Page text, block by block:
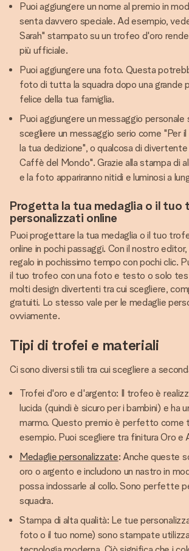
Puoi aggiungere un nome al premio in
senta davvero speciale. Ad esempio,
Sarah" stampato su un trofeo d'oro
più ufficiale.
Puoi aggiungere una foto. Questa
foto di tutta la squadra dopo una grande
felice della tua famiglia.
Puoi aggiungere un messaggio personale
scegliere un messaggio serio come "Per
la tua dedizione", o qualcosa di
Caffè del Mondo". Grazie alla stampa di
e la foto appariranno nitidi e luminosi a
Progetta la tua medaglia o il tuo
personalizzati online
Puoi progettare la tua medaglia o il tuo
online in pochi passaggi. Con il nostro
regalo in pochissimo tempo con pochi clic.
il tuo trofeo con una foto e testo o solo
molti design divertenti tra cui scegliere,
gratuiti. Lo stesso vale per le medaglie
ovviamente.
Tipi di trofei e materiali
Ci sono diversi stili tra cui scegliere a
Trofei d'oro e d'argento: Il trofeo è
lucida (quindi è sicuro per i bambini) e ha
marmo. Questo premio è perfetto come
esempio. Puoi scegliere tra finitura Oro e
Medaglie personalizzate: Anche queste
oro o argento e includono un nastro in
possa indossarle al collo. Sono perfette
squadra.
Stampa di alta qualità: Le tue
foto o il tuo nome) sono stampate